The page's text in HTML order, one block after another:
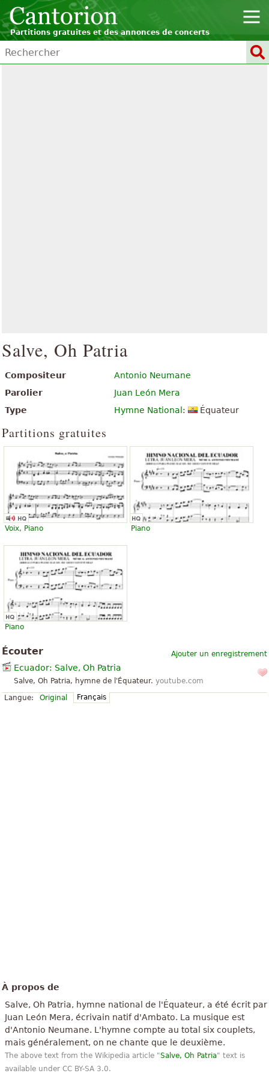
Partitions gratuites et des annonces de concerts
Salve, Oh Patria
Compositeur
Antonio Neumane
Parolier
Juan León Mera
Type
Hymne National : Équateur
Partitions gratuites
Voix, Piano Piano
Piano
Ajouter un enregistrement
Écouter
Ecuador: Salve, Oh Patria
Salve, Oh Patria, hymne de l'Équateur. youtube.com
Langue:
Original Français
À propos de
Salve, Oh Patria, hymne national de l'Équateur, a été écrit par
Juan León Mera, écrivain natif d'Ambato. La musique est
d'Antonio Neumane. L'hymne compte au total six couplets,
mais généralement, on ne chante que le deuxième.
The above text from the Wikipedia article "Salve, Oh Patria" text is
available under CC BY-SA 3.0.